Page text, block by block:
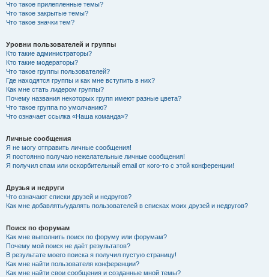
Что такое прилепленные темы?
Что такое закрытые темы?
Что такое значки тем?
Уровни пользователей и группы
Кто такие администраторы?
Кто такие модераторы?
Что такое группы пользователей?
Где находятся группы и как мне вступить в них?
Как мне стать лидером группы?
Почему названия некоторых групп имеют разные цвета?
Что такое группа по умолчанию?
Что означает ссылка «Наша команда»?
Личные сообщения
Я не могу отправить личные сообщения!
Я постоянно получаю нежелательные личные сообщения!
Я получил спам или оскорбительный email от кого-то с этой конференции!
Друзья и недруги
Что означают списки друзей и недругов?
Как мне добавлять/удалять пользователей в списках моих друзей и недругов?
Поиск по форумам
Как мне выполнить поиск по форуму или форумам?
Почему мой поиск не даёт результатов?
В результате моего поиска я получил пустую страницу!
Как мне найти пользователя конференции?
Как мне найти свои сообщения и созданные мной темы?